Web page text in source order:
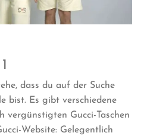
dass du auf der Suche
bist. Es gibt verschiedene
vergünstigten Gucci-Taschen
Website: Gelegentlich